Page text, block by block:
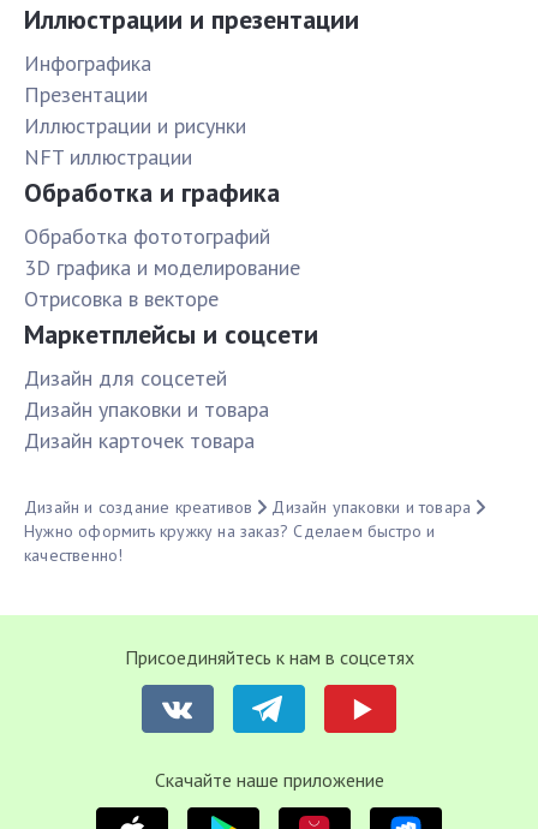
Иллюстрации и презентации
Инфографика
Презентации
Иллюстрации и рисунки
NFT иллюстрации
Обработка и графика
Обработка фототографий
3D графика и моделирование
Отрисовка в векторе
Маркетплейсы и соцсети
Дизайн для соцсетей
Дизайн упаковки и товара
Дизайн карточек товара
Дизайн и создание креативов
Дизайн упаковки и товара
Нужно оформить кружку на заказ? Сделаем быстро и
качественно!
Присоединяйтесь к нам в соцсетях
Cкачайте наше приложение